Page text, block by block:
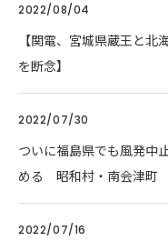
2022/08/04
【関電、宮城県蔵王と
を断念】
2022/07/30
ついに福島県でも風発
める 昭和村・南会津町
2022/07/16